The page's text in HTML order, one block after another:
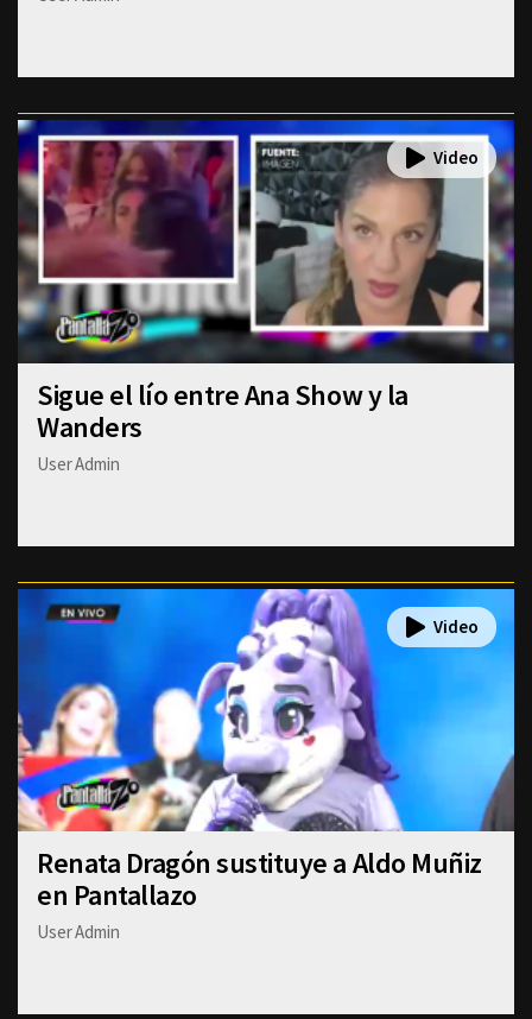
Sigue el lío entre Ana Show y la
Wanders
User Admin
Renata Dragón sustituye a Aldo Muñiz
en Pantallazo
User Admin